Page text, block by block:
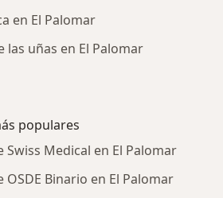
en El Palomar
las uñas en El Palomar
populares
Medical en El Palomar
Binario en El Palomar